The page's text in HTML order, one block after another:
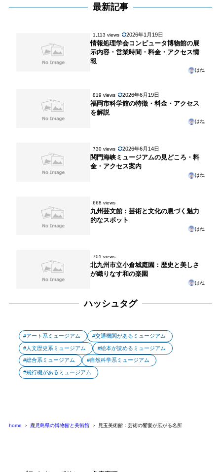
最新記事
1,113 views 2026年1月19日
情報処理学会コンピュータ博物館の展
示内容・営業時間・料金・アクセス情
報
はね
819 views 2026年6月19日
福岡市科学館の特徴・料金・アクセス
を解説
はね
730 views 2026年6月14日
関門海峡ミュージアムの見どころ・料
金・アクセス案内
はね
668 views
九州芸文館：芸術と文化の息づく魅力
的なスポット
はね
701 views
北九州市立小倉城庭園：歴史と美しさ
が織りなす和の楽園
はね
ハッシュタグ
アート系ミュージアム 交通機関があるミュージアム
人文歴史系ミュージアム 絵本が読めるミュージアム
総合系ミュージアム 自然科学系ミュージアム
飛行機があるミュージアム
home 鹿児島県の博物館と美術館 児玉美術館：芸術の饗宴が広がる名所